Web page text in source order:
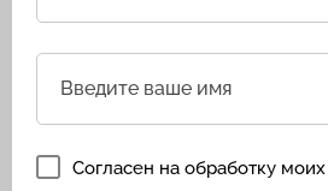
Введите ваше имя
Согласен на обработку